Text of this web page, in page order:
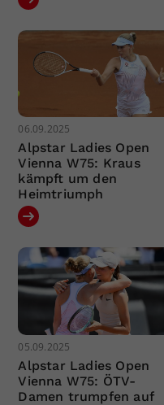
06.09.2025
Alpstar Ladies Open
Vienna W75: Kraus
kämpft um den
Heimtriumph
05.09.2025
Alpstar Ladies Open
Vienna W75: ÖTV-
Damen trumpfen auf